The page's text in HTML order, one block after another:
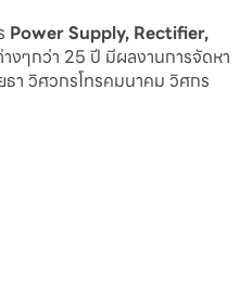
Power Supply, Rectifier,
งๆกว่า 25 ปี มีผลงานการจัดหา
า วิศวกรโทรคมนาคม วิศกร